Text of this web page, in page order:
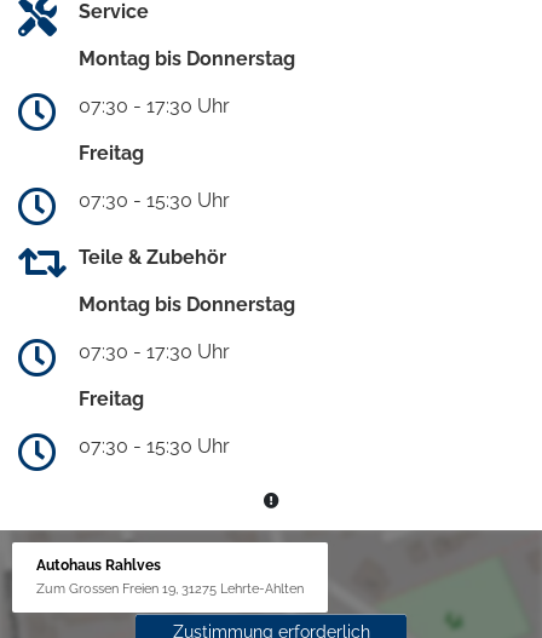
Service
Montag bis Donnerstag
07:30 - 17:30 Uhr
Freitag
07:30 - 15:30 Uhr
Teile & Zubehör
Montag bis Donnerstag
07:30 - 17:30 Uhr
Freitag
07:30 - 15:30 Uhr
Autohaus Rahlves
Zum Grossen Freien 19, 31275 Lehrte-Ahlten
Zustimmung erforderlich